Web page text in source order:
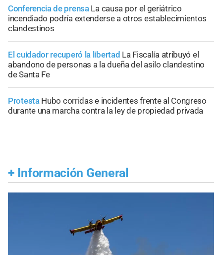
Conferencia de prensa La causa por el geriátrico
incendiado podría extenderse a otros establecimientos
clandestinos
El cuidador recuperó la libertad La Fiscalía atribuyó el
abandono de personas a la dueña del asilo clandestino
de Santa Fe
Protesta Hubo corridas e incidentes frente al Congreso
durante una marcha contra la ley de propiedad privada
+ Información General